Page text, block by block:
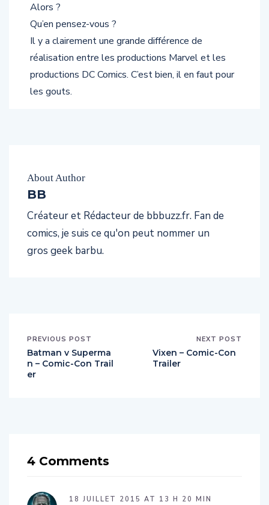
Alors ?
Qu’en pensez-vous ?
Il y a clairement une grande différence de
réalisation entre les productions Marvel et les
productions DC Comics. C’est bien, il en faut pour
les gouts.
About Author
BB
Créateur et Rédacteur de bbbuzz.fr. Fan de
comics, je suis ce qu'on peut nommer un
gros geek barbu.
PREVIOUS POST
Batman v Superma
n – Comic-Con Trail
er
NEXT POST
Vixen – Comic-Con
Trailer
4 Comments
18 JUILLET 2015 AT 13 H 20 MIN